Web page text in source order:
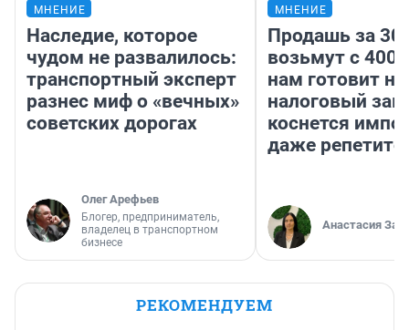
МНЕНИЕ
Наследие, которое
чудом не развалилось:
транспортный эксперт
разнес миф о «вечных»
советских дорогах
Олег Арефьев
Блогер, предприниматель,
владелец в транспортном
бизнесе
МНЕНИЕ
Продашь за
возьмут с
нам готовит
налоговый
коснется
даже
Анастасия
РЕКОМЕНДУЕМ